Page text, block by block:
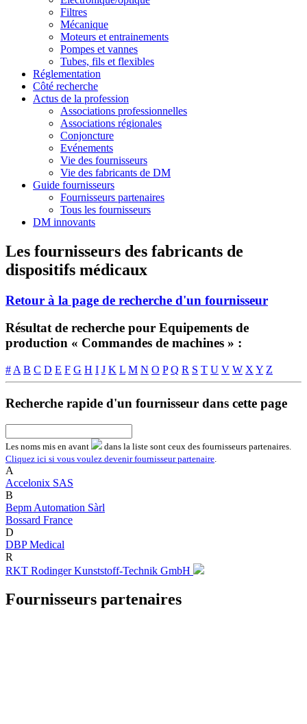
Filtres
Mécanique
Moteurs et entrainements
Pompes et vannes
Tubes, fils et flexibles
Réglementation
Côté recherche
Actus de la profession
Associations professionnelles
Associations régionales
Conjoncture
Evénements
Vie des fournisseurs
Vie des fabricants de DM
Guide fournisseurs
Fournisseurs partenaires
Tous les fournisseurs
DM innovants
Les fournisseurs des fabricants de
dispositifs médicaux
Retour à la page de recherche d'un fournisseur
Résultat de recherche pour Equipements de
production « Commandes de machines » :
# A B C D E F G H I J K L M N O P Q R S T U V W X Y Z
Recherche rapide d'un fournisseur dans cette page
Les noms mis en avant
dans la liste sont ceux des fournisseurs partenaires.
Cliquez ici si vous voulez devenir fournisseur partenaire
A
Accelonix SAS
B
Bepm Automation Sàrl
Bossard France
D
DBP Medical
R
RKT Rodinger Kunststoff-Technik GmbH
Fournisseurs partenaires